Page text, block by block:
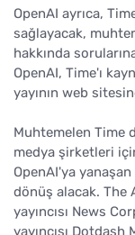
OpenAI ayrıca,
sağlayacak,
hakkında
OpenAI, Time'ı
yayının web
Muhtemelen Time
medya şirketleri
OpenAI'ya
dönüş alacak. The
yayıncısı News
yayıncısı